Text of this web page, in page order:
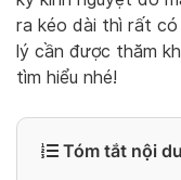
ra kéo dài thì rất
lý cần được thăm
tìm hiểu nhé!
Tóm tắt nội